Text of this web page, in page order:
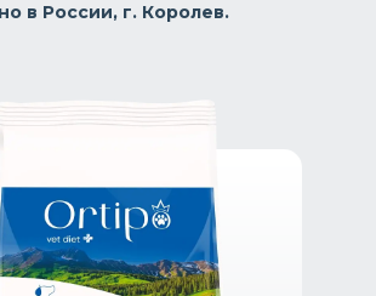
в России, г. Королев.